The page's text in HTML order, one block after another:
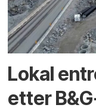
Lokal
etter